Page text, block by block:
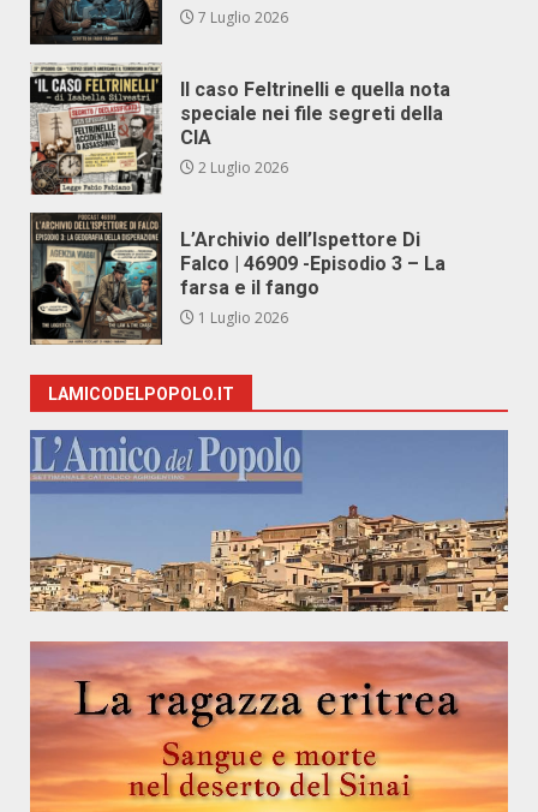
7 Luglio 2026
Il caso Feltrinelli e quella nota
speciale nei file segreti della
CIA
2 Luglio 2026
L’Archivio dell’Ispettore Di
Falco | 46909 -Episodio 3 – La
farsa e il fango
1 Luglio 2026
LAMICODELPOPOLO.IT